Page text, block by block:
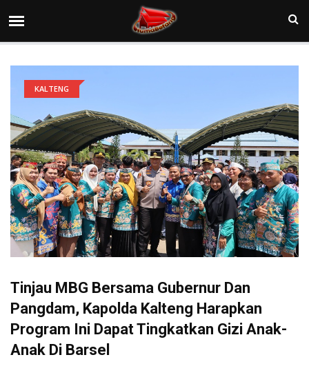
KALTENG
Tinjau MBG Bersama Gubernur Dan
Pangdam, Kapolda Kalteng Harapkan
Program Ini Dapat Tingkatkan Gizi Anak-
Anak Di Barsel